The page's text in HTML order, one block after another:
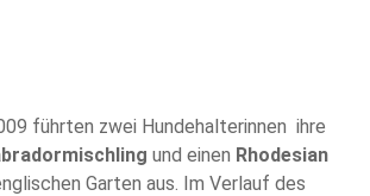
führten zwei Hundehalterinnen ihre
und einen Rhodesian
Garten aus. Im Verlauf des